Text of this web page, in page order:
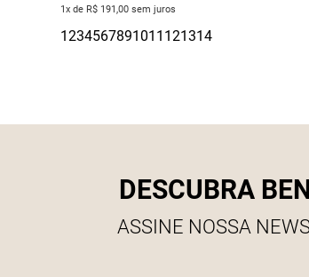
1x de R$ 191,00 sem juros
DESCUBRA
ASSINE NOSSA